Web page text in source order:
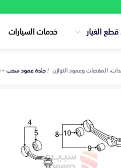
الغيار خدمات السيارات
المقصات وعمود التوازن جلدة عمود سحب - 545843M000